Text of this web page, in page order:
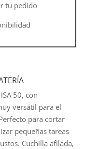
tu pedido
50, con
versátil para el
para cortar
pequeñas tareas
Cuchilla afilada,